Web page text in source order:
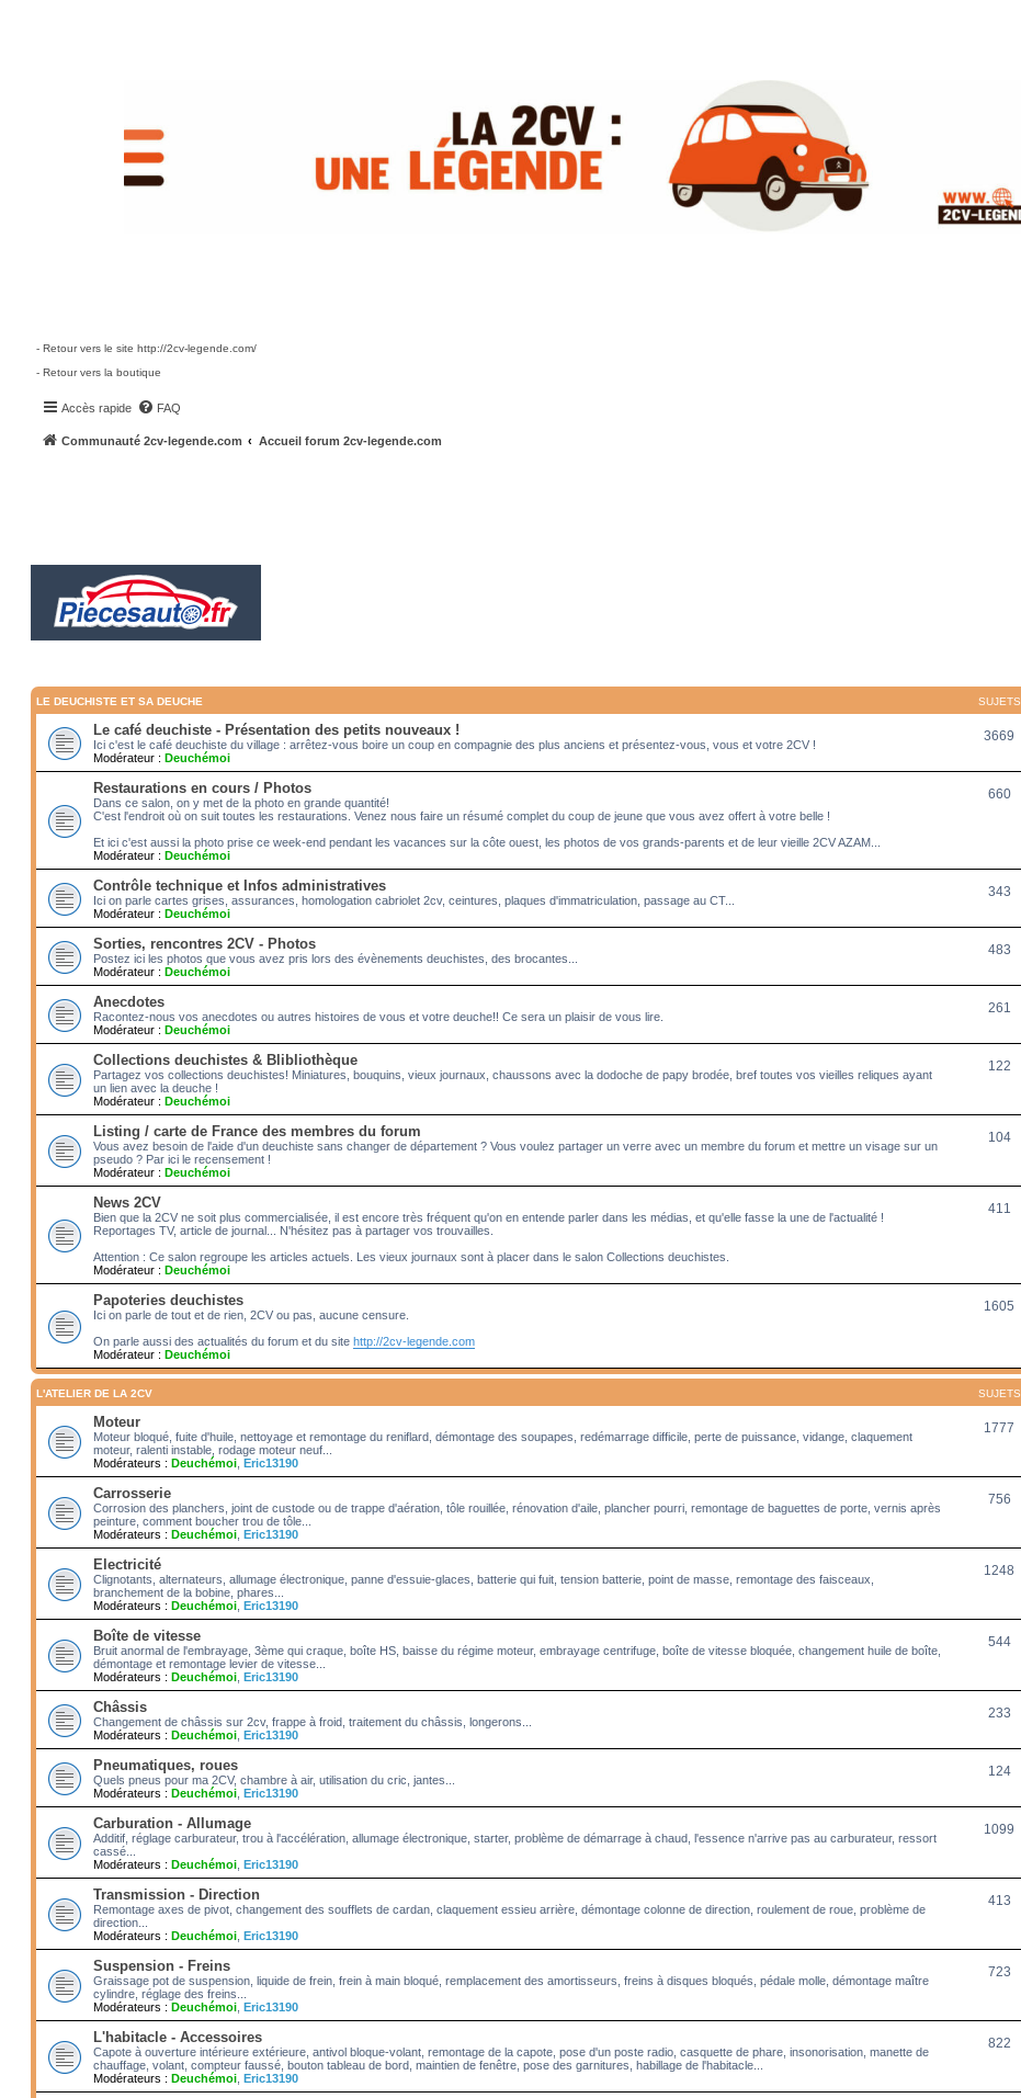
- Retour vers le site http://2cv-legende.com/
- Retour vers la boutique
Accès rapide FAQ
Communauté 2cv-legende.com Accueil forum 2cv-legende.com
LE DEUCHISTE ET SA DEUCHE SUJETS
Le café deuchiste - Présentation des petits nouveaux !
Ici c'est le café deuchiste du village : arrêtez-vous boire un coup en compagnie des plus anciens et présentez-vous, vous et votre 2CV !
Modérateur : Deuchémoi
3669
Restaurations en cours / Photos
Dans ce salon, on y met de la photo en grande quantité!
C'est l'endroit où on suit toutes les restaurations. Venez nous faire un résumé complet du coup de jeune que vous avez offert à votre belle !
Et ici c'est aussi la photo prise ce week-end pendant les vacances sur la côte ouest, les photos de vos grands-parents et de leur vieille 2CV AZAM...
Modérateur : Deuchémoi
660
Contrôle technique et Infos administratives
Ici on parle cartes grises, assurances, homologation cabriolet 2cv, ceintures, plaques d'immatriculation, passage au CT...
Modérateur : Deuchémoi
343
Sorties, rencontres 2CV - Photos
Postez ici les photos que vous avez pris lors des évènements deuchistes, des brocantes...
Modérateur : Deuchémoi
483
Anecdotes
Racontez-nous vos anecdotes ou autres histoires de vous et votre deuche!! Ce sera un plaisir de vous lire.
Modérateur : Deuchémoi
261
Collections deuchistes & Blibliothèque
Partagez vos collections deuchistes! Miniatures, bouquins, vieux journaux, chaussons avec la dodoche de papy brodée, bref toutes vos vieilles reliques ayant
un lien avec la deuche !
Modérateur : Deuchémoi
122
Listing / carte de France des membres du forum
Vous avez besoin de l'aide d'un deuchiste sans changer de département ? Vous voulez partager un verre avec un membre du forum et mettre un visage sur un
pseudo ? Par ici le recensement !
Modérateur : Deuchémoi
104
News 2CV
Bien que la 2CV ne soit plus commercialisée, il est encore très fréquent qu'on en entende parler dans les médias, et qu'elle fasse la une de l'actualité !
Reportages TV, article de journal... N'hésitez pas à partager vos trouvailles.
Attention : Ce salon regroupe les articles actuels. Les vieux journaux sont à placer dans le salon Collections deuchistes.
Modérateur : Deuchémoi
411
Papoteries deuchistes
Ici on parle de tout et de rien, 2CV ou pas, aucune censure.
On parle aussi des actualités du forum et du site http://2cv-legende.com
Modérateur : Deuchémoi
1605
L'ATELIER DE LA 2CV SUJETS
Moteur
Moteur bloqué, fuite d'huile, nettoyage et remontage du reniflard, démontage des soupapes, redémarrage difficile, perte de puissance, vidange, claquement
moteur, ralenti instable, rodage moteur neuf...
Modérateurs : Deuchémoi, Eric13190
1777
Carrosserie
Corrosion des planchers, joint de custode ou de trappe d'aération, tôle rouillée, rénovation d'aile, plancher pourri, remontage de baguettes de porte, vernis après
peinture, comment boucher trou de tôle...
Modérateurs : Deuchémoi, Eric13190
756
Electricité
Clignotants, alternateurs, allumage électronique, panne d'essuie-glaces, batterie qui fuit, tension batterie, point de masse, remontage des faisceaux,
branchement de la bobine, phares...
Modérateurs : Deuchémoi, Eric13190
1248
Boîte de vitesse
Bruit anormal de l'embrayage, 3ème qui craque, boîte HS, baisse du régime moteur, embrayage centrifuge, boîte de vitesse bloquée, changement huile de boîte,
démontage et remontage levier de vitesse...
Modérateurs : Deuchémoi, Eric13190
544
Châssis
Changement de châssis sur 2cv, frappe à froid, traitement du châssis, longerons...
Modérateurs : Deuchémoi, Eric13190
233
Pneumatiques, roues
Quels pneus pour ma 2CV, chambre à air, utilisation du cric, jantes...
Modérateurs : Deuchémoi, Eric13190
124
Carburation - Allumage
Additif, réglage carburateur, trou à l'accélération, allumage électronique, starter, problème de démarrage à chaud, l'essence n'arrive pas au carburateur, ressort
cassé...
Modérateurs : Deuchémoi, Eric13190
1099
Transmission - Direction
Remontage axes de pivot, changement des soufflets de cardan, claquement essieu arrière, démontage colonne de direction, roulement de roue, problème de
direction...
Modérateurs : Deuchémoi, Eric13190
413
Suspension - Freins
Graissage pot de suspension, liquide de frein, frein à main bloqué, remplacement des amortisseurs, freins à disques bloqués, pédale molle, démontage maître
cylindre, réglage des freins...
Modérateurs : Deuchémoi, Eric13190
723
L'habitacle - Accessoires
Capote à ouverture intérieure extérieure, antivol bloque-volant, remontage de la capote, pose d'un poste radio, casquette de phare, insonorisation, manette de
chauffage, volant, compteur faussé, bouton tableau de bord, maintien de fenêtre, pose des garnitures, habillage de l'habitacle...
Modérateurs : Deuchémoi, Eric13190
822